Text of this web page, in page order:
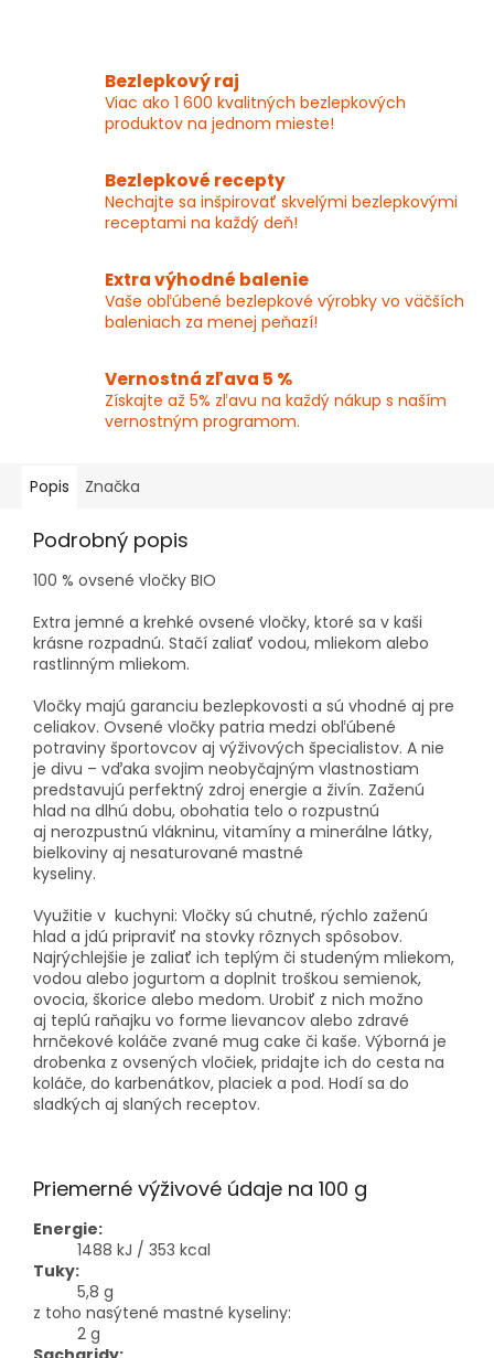
Bezlepkový raj
Viac ako 1 600 kvalitných bezlepkových
produktov na jednom mieste!
Bezlepkové recepty
Nechajte sa inšpirovať skvelými bezlepkovými
receptami na každý deň!
Extra výhodné balenie
Vaše obľúbené bezlepkové výrobky vo väčších
baleniach za menej peňazí!
Vernostná zľava 5 %
Získajte až 5% zľavu na každý nákup s naším
vernostným programom.
Popis Značka
Podrobný popis
100 % ovsené vločky BIO
Extra jemné a krehké ovsené vločky, ktoré sa v kaši
krásne rozpadnú. Stačí zaliať vodou, mliekom alebo
rastlinným mliekom.
Vločky majú garanciu bezlepkovosti a sú vhodné aj pre
celiakov. Ovsené vločky patria medzi obľúbené
potraviny športovcov aj výživových špecialistov. A nie
je divu – vďaka svojim neobyčajným vlastnostiam
predstavujú perfektný zdroj energie a živín. Zaženú
hlad na dlhú dobu, obohatia telo o rozpustnú
aj nerozpustnú vlákninu, vitamíny a minerálne látky,
bielkoviny aj nesaturované mastné
Využitie v kuchyni: Vločky sú chutné, rýchlo zaženú
hlad a jdú pripraviť na stovky rôznych spôsobov.
Najrýchlejšie je zaliať ich teplým či studeným mliekom,
vodou alebo jogurtom a doplnit troškou semienok,
ovocia, škorice alebo medom. Urobiť z nich možno
aj teplú raňajku vo forme lievancov alebo zdravé
hrnčekové koláče zvané mug cake či kaše. Výborná je
drobenka z ovsených vločiek, pridajte ich do cesta na
koláče, do karbenátkov, placiek a pod. Hodí sa do
sladkých aj slaných receptov.
Priemerné výživové údaje na 100 g
Energie:
1488 kJ / 353 kcal
Tuky:
5,8 g
z toho nasýtené mastné kyseliny:
2 g